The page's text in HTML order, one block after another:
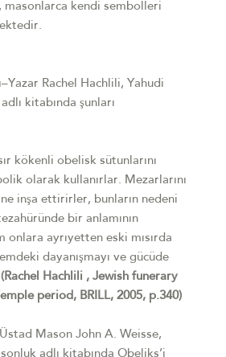
masonlarca kendi sembolleri
Rachel Hachlili, Yahudi
kitabında şunları
kökenli obelisk sütunlarını
olarak kullanırlar. Mezarlarını
inşa ettirirler, bunların nedeni
bir anlamının
onlara ayrıyetten eski mısırda
dayanışmayı ve gücüde
(Rachel Hachlili , Jewish funerary
period, BRILL, 2005, p.340)
Mason John A. Weisse,
adlı kitabında Obeliks’i